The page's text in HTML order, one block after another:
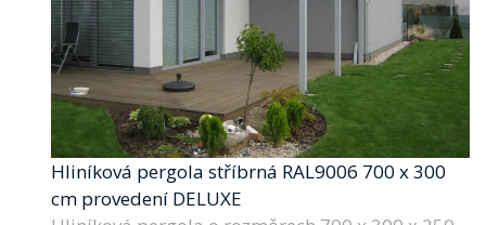
Hliníková pergola stříbrná RAL9006 700 x 300
cm provedení DELUXE